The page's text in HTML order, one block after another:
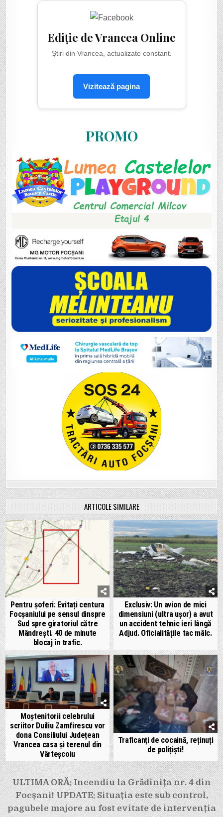
Ediție de Vrancea Online
Știri din Vrancea, actualizate constant.
Vizitează pagina
PROMO
ARTICOLE SIMILARE
Pentru șoferi: Evitați centura
Focșaniului pe sensul dinspre
Sud spre giratoriul către
Mândrești. 40 de minute
blocaj în trafic.
Exclusiv: Un avion de mici
dimensiuni (ultra ușor) a avut
un accident tehnic ieri lângă
Adjud. Oficialitățile tac mâlc.
Moștenitorii celebrului
scriitor Duiliu Zamfirescu vor
dona Consiliului Județean
Vrancea casa și terenul din
Vârteșcoiu
Traficanți de cocaină, reținuți
de polițiști!
Navigare
în
articole
ULTIMA ORĂ: Incendiu la Grădinița nr. 4 din
Focșani! UPDATE: Situația este sub control,
pagubele majore au fost evitate de intervenția